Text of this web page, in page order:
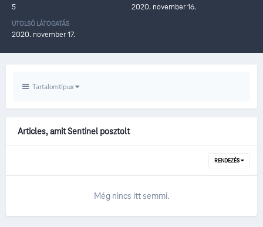
5 2020. november 16.
UTOLSÓ LÁTOGATÁS
2020. november 17.
Tartalomtípus
Articles, amit Sentinel posztolt
RENDEZÉS
Még nincs itt semmi.